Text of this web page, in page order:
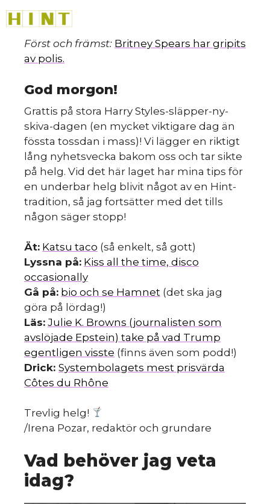
till
innehåll
Först och främst: Britney Spears har gripits
av polis.
God morgon!
Grattis på stora Harry Styles-släpper-ny-
skiva-dagen (en mycket viktigare dag än
fössta tossdan i mass)! Vi lägger en riktigt
lång nyhetsvecka bakom oss och tar sikte
på helg. Vid det här laget har mina tips för
en underbar helg blivit något av en Hint-
tradition, så jag fortsätter med det tills
någon säger stopp!
Ät: Katsu taco (så enkelt, så gott)
Lyssna på: Kiss all the time, disco
occasionally
Gå på: bio och se Hamnet (det ska jag
göra på lördag!)
Läs: Julie K. Browns (journalisten som
avslöjade Epstein) take på vad Trump
egentligen visste (finns även som podd!)
Drick: Systembolagets mest prisvärda
Côtes du Rhône
Trevlig helg!
/Irena Pozar, redaktör och grundare
Vad behöver jag veta
idag?